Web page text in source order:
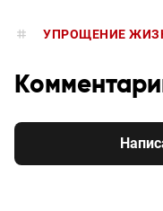
УПРОЩЕНИЕ